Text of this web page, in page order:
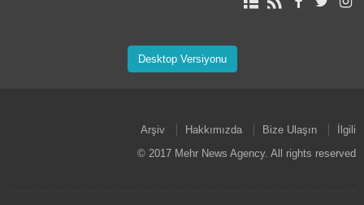
Desktop Versiyonu
Arşiv Hakkımızda Bize Ulaşın
İlgili
© 2017 Mehr News Agency. All rights reserved